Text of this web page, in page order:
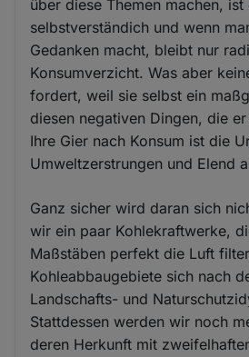
über diese Themen machen, ist
selbstverständich und wenn
Gedanken macht, bleibt nur
Konsumverzicht. Was aber
fordert, weil sie selbst ein
diesen negativen Dingen, die
Ihre Gier nach Konsum ist die
Umweltzerstrungen und Elend
Ganz sicher wird daran sich
wir ein paar Kohlekraftwerke,
Maßstäben perfekt die Luft
Kohleabbaugebiete sich nach
Landschafts- und
Stattdessen werden wir noch
deren Herkunft mit